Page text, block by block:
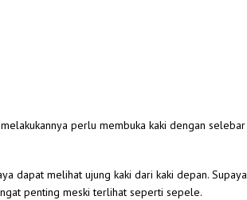
perlu membuka kaki dengan selebar
dapat melihat ujung kaki dari kaki depan. Supaya
penting meski terlihat seperti sepele.